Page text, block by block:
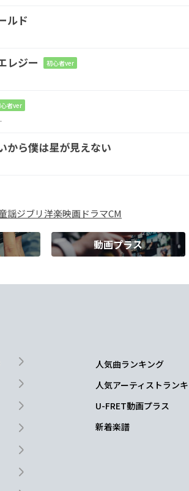
Am
て
くだけで
出てきやしない
に
ルド
レジー 初心者ver
者ver
から僕は星が見えない
謡ジブリ洋楽映画ドラマCM
動画プラス
人気曲ランキング
人気アーティストラン
U-FRET動画プラス
新着楽譜